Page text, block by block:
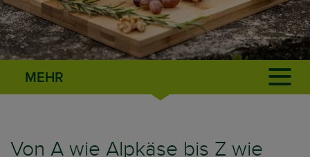
MEHR
Von A wie Alpkäse bis Z wie